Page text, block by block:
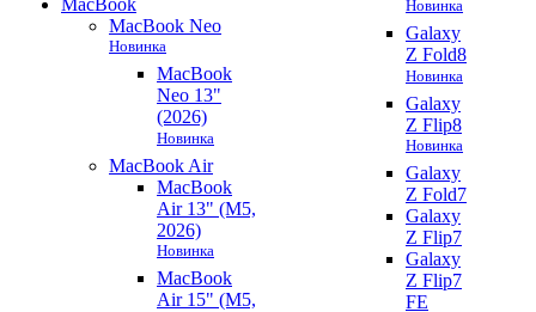
MacBook
MacBook Neo
Новинка
MacBook
Neo 13"
(2026)
Новинка
MacBook Air
MacBook
Air 13" (M5,
2026)
Новинка
MacBook
Air 15" (M5,
Новинка
Galaxy
Z Fold8
Новинка
Galaxy
Z Flip8
Новинка
Galaxy
Z Fold7
Galaxy
Z Flip7
Galaxy
Z Flip7
FE